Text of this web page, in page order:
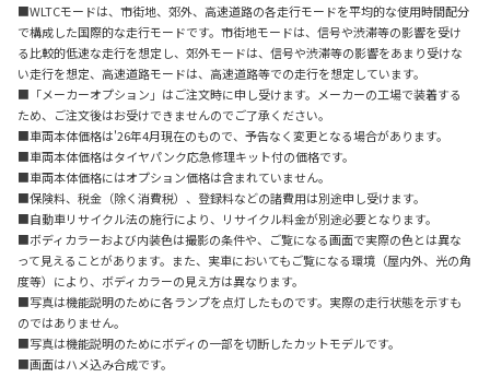
■WLTCモードは、市街地、郊外、高速道路の各走行モードを平均的な使用時間配分
で構成した国際的な走行モードです。市街地モードは、信号や渋滞等の影響を受け
る比較的低速な走行を想定し、郊外モードは、信号や渋滞等の影響をあまり受けな
い走行を想定、高速道路モードは、高速道路等での走行を想定しています。
■「メーカーオプション」はご注文時に申し受けます。メーカーの工場で装着する
ため、ご注文後はお受けできませんのでご了承ください。
■車両本体価格は'26年4月現在のもので、予告なく変更となる場合があります。
■車両本体価格はタイヤパンク応急修理キット付の価格です。
■車両本体価格にはオプション価格は含まれていません。
■保険料、税金（除く消費税）、登録料などの諸費用は別途申し受けます。
■自動車リサイクル法の施行により、リサイクル料金が別途必要となります。
■ボディカラーおよび内装色は撮影の条件や、ご覧になる画面で実際の色とは異な
って見えることがあります。また、実車においてもご覧になる環境（屋内外、光の角
度等）により、ボディカラーの見え方は異なります。
■写真は機能説明のために各ランプを点灯したものです。実際の走行状態を示すも
のではありません。
■写真は機能説明のためにボディの一部を切断したカットモデルです。
■画面はハメ込み合成です。